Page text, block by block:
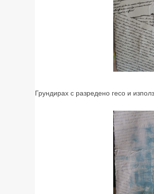
Грундирах с разредено гесо и